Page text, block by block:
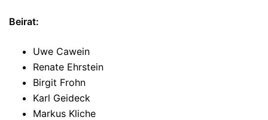
Beirat:
Uwe Cawein
Renate Ehrstein
Birgit Frohn
Karl Geideck
Markus Kliche